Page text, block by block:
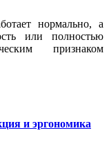
нормально, а
или полностью
признаком
и эргономика